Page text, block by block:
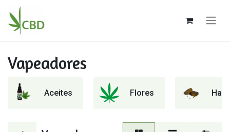
Ir al contenido
Vapeadores
Aceites Flores